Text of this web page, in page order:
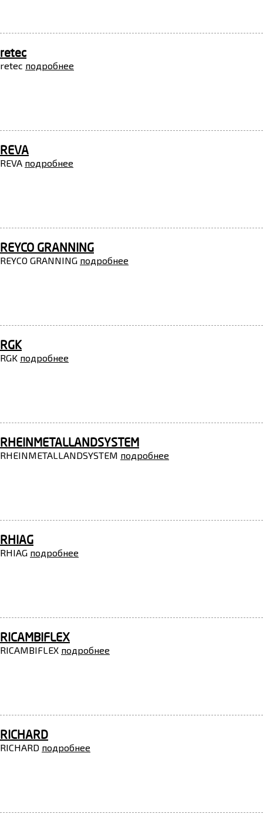
retec
retec подробнее
REVA
REVA подробнее
REYCO GRANNING
REYCO GRANNING подробнее
RGK
RGK подробнее
RHEINMETALLANDSYSTEM
RHEINMETALLANDSYSTEM подробнее
RHIAG
RHIAG подробнее
RICAMBIFLEX
RICAMBIFLEX подробнее
RICHARD
RICHARD подробнее